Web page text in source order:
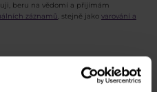
beru na vědomí a přijímám
záznamů, stejně jako varování a